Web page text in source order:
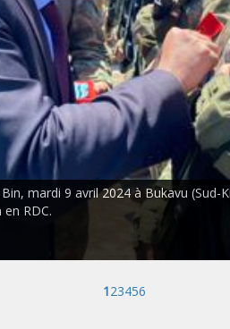
mardi 9 avril 2024 à Bukavu
RDC.
123456